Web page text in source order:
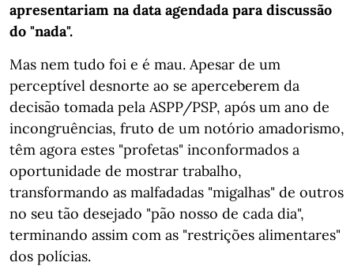
apresentariam na data agendada para discussão
do "nada".
Mas nem tudo foi e é mau. Apesar de um
perceptível desnorte ao se aperceberem da
decisão tomada pela ASPP/PSP, após um ano de
incongruências, fruto de um notório amadorismo,
têm agora estes "profetas" inconformados a
oportunidade de mostrar trabalho,
transformando as malfadadas "migalhas" de outros
no seu tão desejado "pão nosso de cada dia",
terminando assim com as "restrições alimentares"
dos polícias.